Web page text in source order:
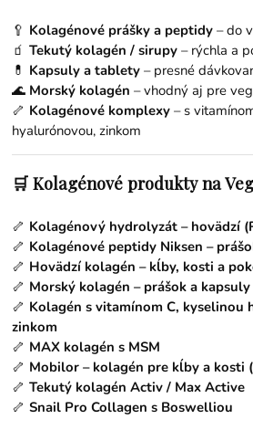
🥄 Kolagénové prášky a peptidy – do
🧃Tekutý kolagén / sirupy – rýchla a
💊 Kapsuly a tablety – presné
🌊 Morský kolagén – vhodný aj pre
🦴 Kolagénové komplexy – s
hyalurónovou, zinkom
🛒 Kolagénové produkty na
🦴 Kolagénový hydrolyzát – hovädzí
🦴 Kolagénové peptidy Niksen –
🦴 Hovädzí kolagén – kĺby, kosti a
🦴 Morský kolagén – prášok a kapsuly
🦴 Kolagén s vitamínom C, kyselinou
zinkom
🦴 MAX kolagén s MSM
🦴 Mobilor – kolagén pre kĺby a kosti
🦴Tekutý kolagén Activ / Max Active
🦴Snail Pro Collagen s Boswelliou